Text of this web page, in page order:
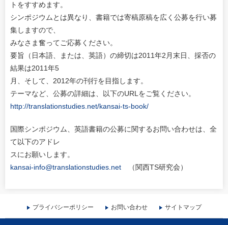
トをすすめます。
シンポジウムとは異なり、書籍では寄稿原稿を広く公募を行い募
集しますので、
みなさま奮ってご応募ください。
要旨（日本語、または、英語）の締切は2011年2月末日、採否の
結果は2011年5
月、そして、2012年の刊行を目指します。
テーマなど、公募の詳細は、以下のURLをご覧ください。
http://translationstudies.net/kansai-ts-book/
国際シンポジウム、英語書籍の公募に関するお問い合わせは、全
て以下のアドレ
スにお願いします。
kansai-info@translationstudies.net （関西TS研究会）
プライバシーポリシー お問い合わせ サイトマップ